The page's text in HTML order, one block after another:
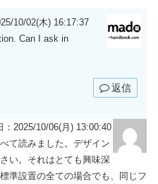
10/02(木) 16:17:37
Can I ask in
返信
：2025/10/06(月) 13:00:40
て読みました。デザイン
い。それはとても興味深
準設置の全ての場合でも、同じフ